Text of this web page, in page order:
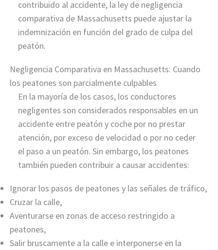
contribuido al accidente, la ley de negligencia
comparativa de Massachusetts puede ajustar la
indemnización en función del grado de culpa del
peatón.
Negligencia Comparativa en Massachusetts: Cuando
los peatones son parcialmente culpables
En la mayoría de los casos, los conductores
negligentes son considerados responsables en un
accidente entre peatón y coche por no prestar
atención, por exceso de velocidad o por no ceder
el paso a un peatón. Sin embargo, los peatones
también pueden contribuir a causar accidentes:
Ignorar los pasos de peatones y las señales de tráfico,
Cruzar la calle,
Aventurarse en zonas de acceso restringido a
peatones,
Salir bruscamente a la calle e interponerse en la